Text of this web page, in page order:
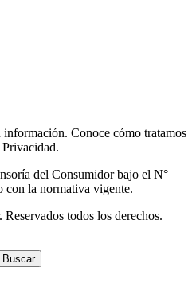
información. Conoce cómo tratamos
Privacidad.
del Consumidor bajo el N°
con la normativa vigente.
todos los derechos.
Buscar